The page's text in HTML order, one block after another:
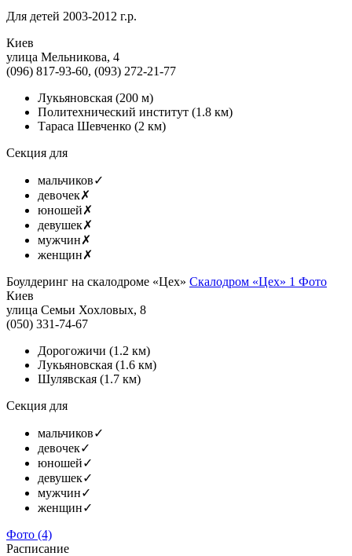
Для детей 2003-2012 г.р.
Киев
улица Мельникова, 4
(096) 817-93-60, (093) 272-21-77
Лукьяновская (200 м)
Политехнический институт (1.8 км)
Тараса Шевченко (2 км)
Секция для
мальчиков✓
девочек✗
юношей✗
девушек✗
мужчин✗
женщин✗
Боулдеринг на скалодроме «Цех» Скалодром «Цех» 1 Фото
Киев
улица Семьи Хохловых, 8
(050) 331-74-67
Дорогожичи (1.2 км)
Лукьяновская (1.6 км)
Шулявская (1.7 км)
Секция для
мальчиков✓
девочек✓
юношей✓
девушек✓
мужчин✓
женщин✓
Фото (4)
Расписание